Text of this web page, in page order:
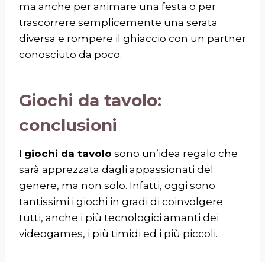
ma anche per animare una festa o per
trascorrere semplicemente una serata
diversa e rompere il ghiaccio con un partner
conosciuto da poco.
Giochi da tavolo:
conclusioni
I giochi da tavolo sono un’idea regalo che
sarà apprezzata dagli appassionati del
genere, ma non solo. Infatti, oggi sono
tantissimi i giochi in gradi di coinvolgere
tutti, anche i più tecnologici amanti dei
videogames, i più timidi ed i più piccoli.